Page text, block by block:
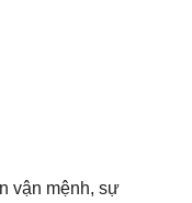
vận mệnh, sự